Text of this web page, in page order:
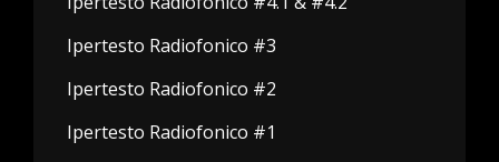
Ipertesto Radiofonico #3
Ipertesto Radiofonico #2
Ipertesto Radiofonico #1